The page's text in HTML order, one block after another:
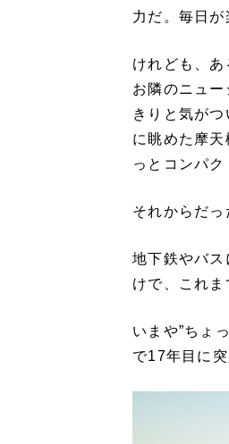
力だ。毎日が
けれども、
お隣のニュ
きりと気が
に眺めた摩
っとコンパク
それからだっ
地下鉄やバ
けで、これま
いまや”ちょ
で17年目に